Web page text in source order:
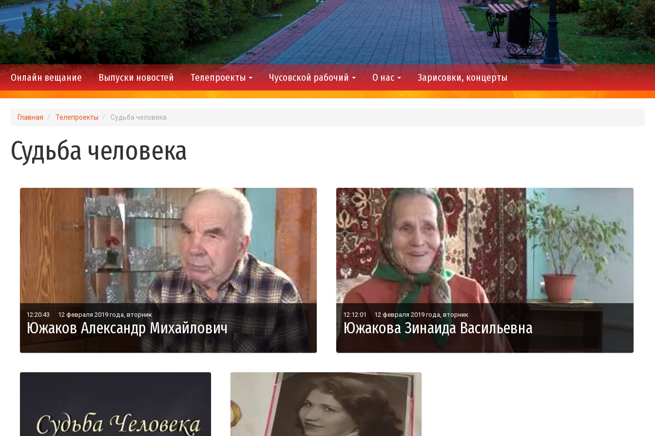
Main
navigation
Онлайн вещание Выпуски новостей Телепроекты Чусовской рабочий О нас Зарисовки, концерты
Главная Телепроекты Судьба человека
Судьба человека
12:20:43 12 февраля 2019 года, вторник
Южаков Александр Михайлович
12:12:01 12 февраля 2019 года, вторник
Южакова Зинаида Васильевна